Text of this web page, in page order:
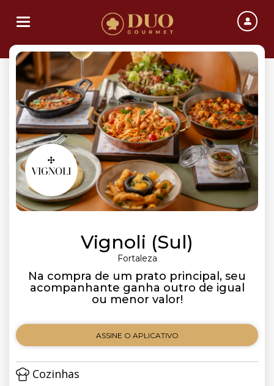
Toggle navigation
Vignoli (Sul)
Fortaleza
Na compra de um prato principal, seu
acompanhante ganha outro de igual
ou menor valor!
ASSINE O APLICATIVO
Cozinhas